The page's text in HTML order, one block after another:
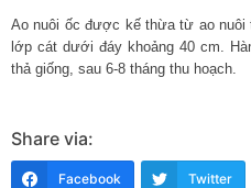
Ao nuôi ốc được kế thừa từ ao
lớp cát dưới đáy khoảng 40 cm.
thả giống, sau 6-8 tháng thu hoạch.
Share via:
Facebook Twitter